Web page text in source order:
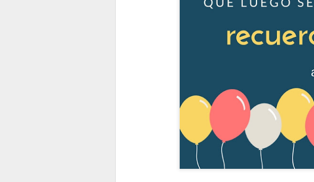
¿Qué es un adjunto a la
30 años de Protección de Datos en
Las Cartas de Derechos Digitales y
2022.02.11 El reverso perverso del metaverso:
¿Cómo luchar contra las cláusulas
La guerra que no se ve ¿Estamos